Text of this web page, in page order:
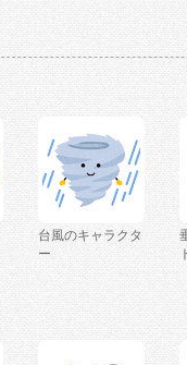
台風のキャラクタ
ー